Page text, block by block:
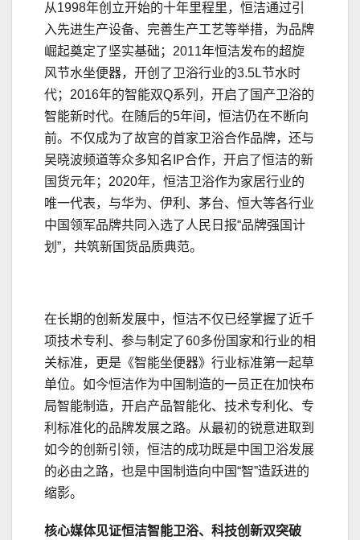
从1998年创立开始的十年里程里，恒洁通过引
入先进生产设备、完善生产工艺等举措，为品牌
崛起奠定了坚实基础；2011年恒洁发布的超旋
风节水坐便器，开创了卫浴行业的3.5L节水时
代；2016年的智能双Q系列，开启了国产卫浴的
智能新时代。在随后的5年间，恒洁仍在不断向
前。不仅成为了故宫的首家卫浴合作品牌，还与
吴晓波频道等众多知名IP合作，开启了恒洁的新
国货元年；2020年，恒洁卫浴作为家居行业的
唯一代表，与华为、伊利、茅台、恒大等各行业
中国领军品牌共同入选了人民日报“品牌强国计
划”，共筑新国货品质典范。
在长期的创新发展中，恒洁不仅已经掌握了近千
项技术专利、参与制定了60多份国家和行业的相
关标准，更是《智能坐便器》行业标准第一起草
单位。如今恒洁作为中国制造的一员正在加快布
局智能制造，开启产品智能化、技术专利化、专
利标准化的品牌发展之路。从最初的锐意进取到
如今的创新引领，恒洁的成功既是中国卫浴发展
的必由之路，也是中国制造向中国“智”造跃进的
缩影。
核心媒体见证恒洁智能卫浴、科技创新双突破